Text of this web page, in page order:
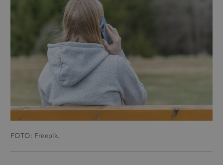
FOTO: Freepik.